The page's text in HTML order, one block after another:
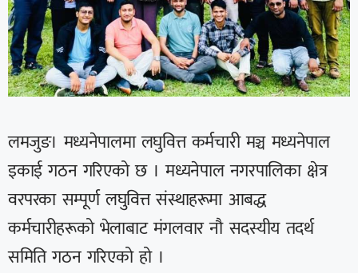
लमजुङ। मध्यनेपालमा लघुवित्त कर्मचारी मञ्च मध्यनेपाल
इकाई गठन गरिएको छ । मध्यनेपाल नगरपालिका क्षेत्र
वरपरका सम्पूर्ण लघुवित्त संस्थाहरूमा आबद्ध
कर्मचारीहरूको भेलाबाट मंगलवार नौ सदस्यीय तदर्थ
समिति गठन गरिएको हो ।